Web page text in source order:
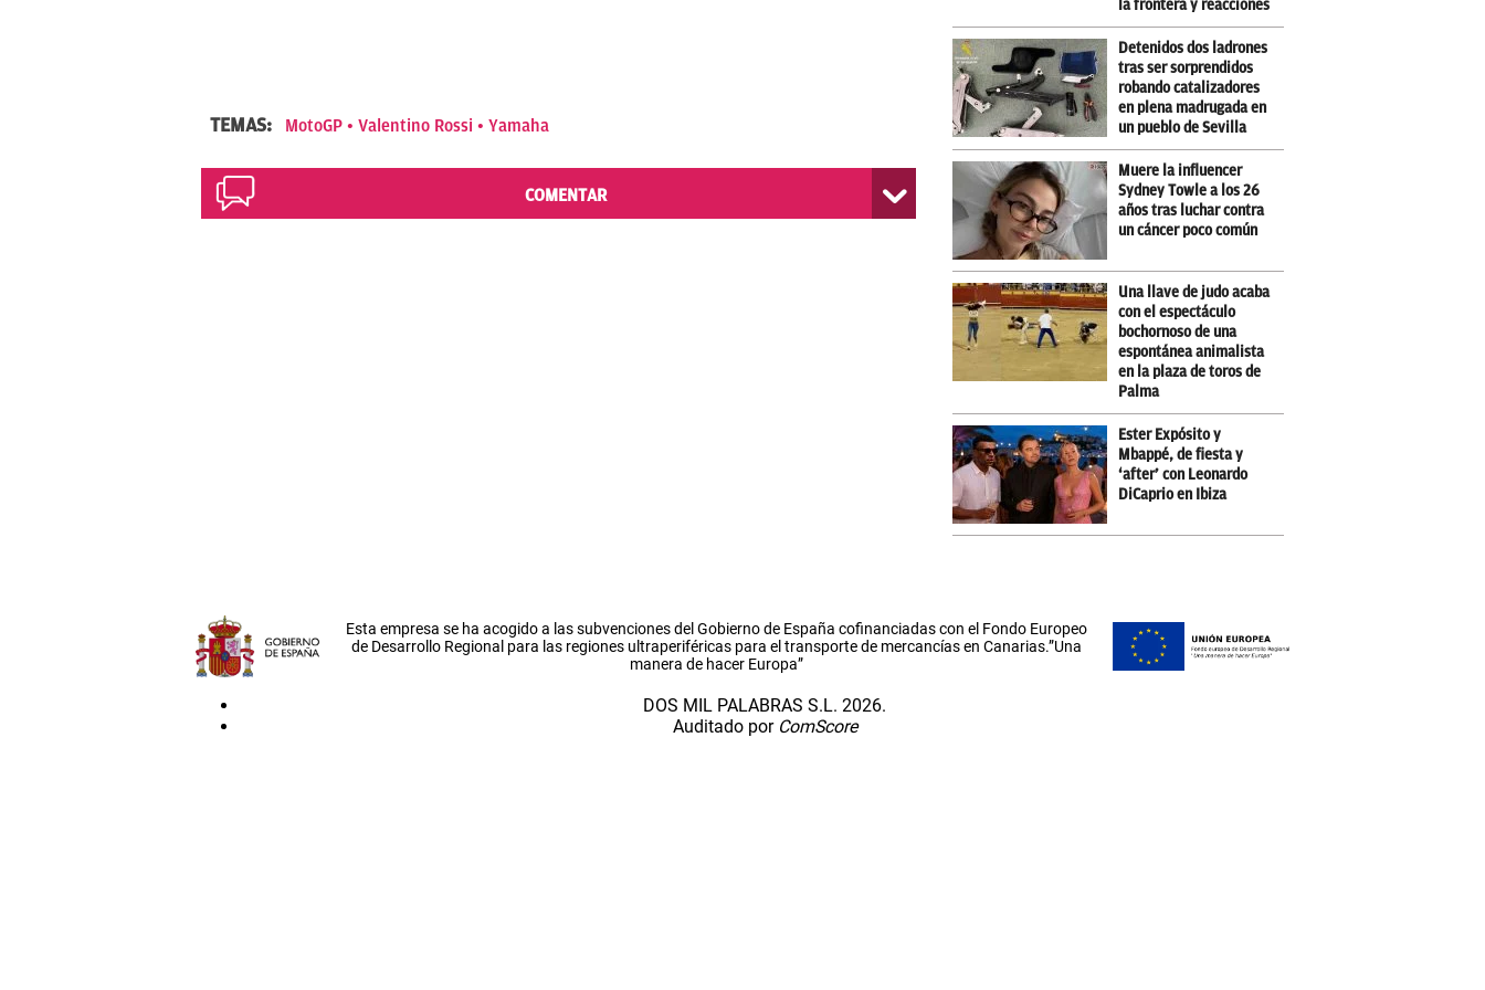
TEMAS: MotoGP Valentino Rossi Yamaha
COMENTAR
la frontera y reacciones
Detenidos dos ladrones
tras ser sorprendidos
robando catalizadores
en plena madrugada en
un pueblo de Sevilla
Muere la influencer
Sydney Towle a los 26
años tras luchar contra
un cáncer poco común
Una llave de judo acaba
con el espectáculo
bochornoso de una
espontánea animalista
en la plaza de toros de
Palma
Ester Expósito y
Mbappé, de fiesta y
‘after’ con Leonardo
DiCaprio en Ibiza
Esta empresa se ha acogido a las subvenciones del Gobierno de España cofinanciadas con el Fondo Europeo
de Desarrollo Regional para las regiones ultraperiféricas para el transporte de mercancías en Canarias.”Una
manera de hacer Europa”
DOS MIL PALABRAS S.L. 2026.
Auditado por ComScore